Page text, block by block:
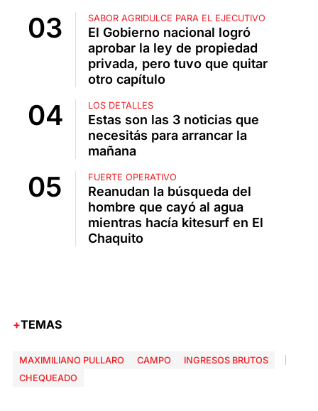
SABOR AGRIDULCE PARA EL EJECUTIVO
El Gobierno nacional logró
aprobar la ley de propiedad
privada, pero tuvo que quitar
otro capítulo
LOS DETALLES
Estas son las 3 noticias que
necesitás para arrancar la
mañana
FUERTE OPERATIVO
Reanudan la búsqueda del
hombre que cayó al agua
mientras hacía kitesurf en El
Chaquito
TEMAS
MAXIMILIANO PULLARO CAMPO
INGRESOS BRUTOS
CHEQUEADO